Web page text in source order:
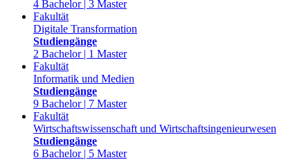
4 Bachelor | 3 Master
Fakultät
Digitale Transformation
Studiengänge
2 Bachelor | 1 Master
Fakultät
Informatik und Medien
Studiengänge
9 Bachelor | 7 Master
Fakultät
Wirtschaftswissenschaft und Wirtschaftsingenieurwesen
Studiengänge
6 Bachelor | 5 Master